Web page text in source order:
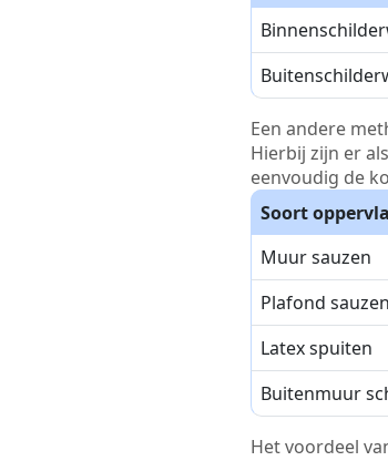
Een andere
Hierbij zijn er
eenvoudig de
Soort
Muur sauzen
Plafond sauzen
Latex spuiten
Buitenmuur
Het voordeel